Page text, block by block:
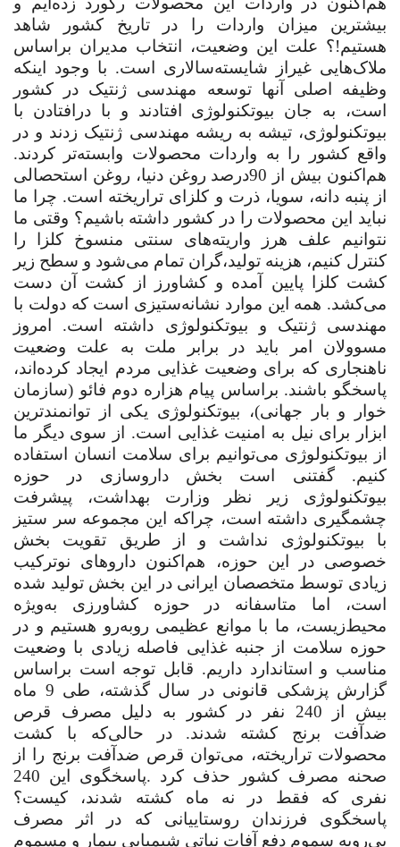
بیشترین میزان واردات را در تاریخ کشور شاهد
هستیم!؟ علت این وضعیت، انتخاب مدیران براساس
ملاک‌هایی غیراز شایسته‌سالاری است. با وجود اینکه
وظیفه اصلی آنها توسعه مهندسی ژنتیک در کشور
است، به جان بیوتکنولوژی افتادند و با درافتادن با
بیوتکنولوژی، تیشه به ریشه مهندسی ژنتیک زدند و در
واقع کشور را به واردات محصولات وابسته‌تر کردند.
هم‌اکنون بیش از 90‌درصد روغن دنیا، روغن استحصالی
از پنبه دانه، سویا، ذرت و کلزای تراریخته است. چرا ما
نباید این محصولات را در کشور داشته باشیم؟ وقتی ما
نتوانیم علف هرز واریته‌های سنتی منسوخ کلزا را
کنترل کنیم، هزینه تولید،‌گران تمام می‌شود و سطح زیر
کشت کلزا پایین آمده و کشاورز از کشت آن دست
می‌کشد. همه این موارد نشانه‌ستیزی است که دولت با
مهندسی ژنتیک و بیوتکنولوژی داشته است. امروز
مسوولان امر باید در برابر ملت به علت وضعیت
ناهنجاری که برای وضعیت غذایی مردم ایجاد کرده‌اند،
پاسخگو باشند. براساس پیام ‌هزاره دوم فائو (سازمان
خوار و بار جهانی)، بیوتکنولوژی یکی از توانمندترین
ابزار برای نیل به امنیت غذایی است. از سوی دیگر ما
از بیوتکنولوژی می‌توانیم برای سلامت انسان استفاده
کنیم. گفتنی است بخش داروسازی در حوزه
بیوتکنولوژی زیر نظر وزارت بهداشت، پیشرفت
چشمگیری داشته است، چراکه این مجموعه سر ستیز
با بیوتکنولوژی نداشت و از طریق تقویت بخش
خصوصی در این حوزه، هم‌اکنون داروهای نوترکیب
زیادی توسط متخصصان ایرانی در این بخش تولید شده
است، اما متاسفانه در حوزه کشاورزی به‌ویژه
محیط‌زیست، ما با موانع عظیمی روبه‌رو هستیم و در
حوزه سلامت از جنبه غذایی فاصله زیادی با وضعیت
مناسب و استاندارد داریم. قابل توجه است براساس
گزارش پزشکی قانونی در سال گذشته، طی 9 ماه
بیش از 240 نفر در کشور به دلیل مصرف قرص
ضدآفت برنج کشته شدند. در حالی‌که با کشت
محصولات تراریخته، می‌توان قرص ضدآفت برنج را از
صحنه مصرف کشور حذف کرد .
پاسخگوی این 240
نفری که فقط در نه ماه کشته شدند، کیست؟
پاسخگوی فرزندان روستاییانی که در اثر مصرف
بی‌رویه سموم دفع آفات نباتی شیمیایی بیمار و مسموم